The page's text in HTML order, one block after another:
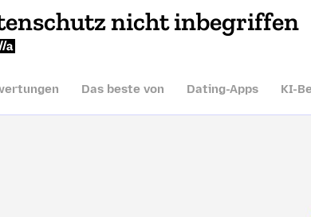
nicht inbegriffen
Das beste von Dating-Apps KI-